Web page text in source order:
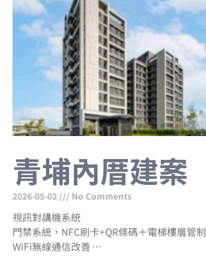
青埔內厝建案
2026-05-02 No Comments
視訊對講機系統
門禁系統，NFC刷卡+QR條碼＋電梯樓層管制
WiFi無線通信改善